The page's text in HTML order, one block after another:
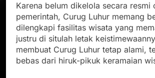
Karena belum dikelola secara resmi
pemerintah, Curug Luhur memang
dilengkapi fasilitas wisata yang
justru di situlah letak
membuat Curug Luhur tetap alami,
bebas dari hiruk-pikuk keramaian